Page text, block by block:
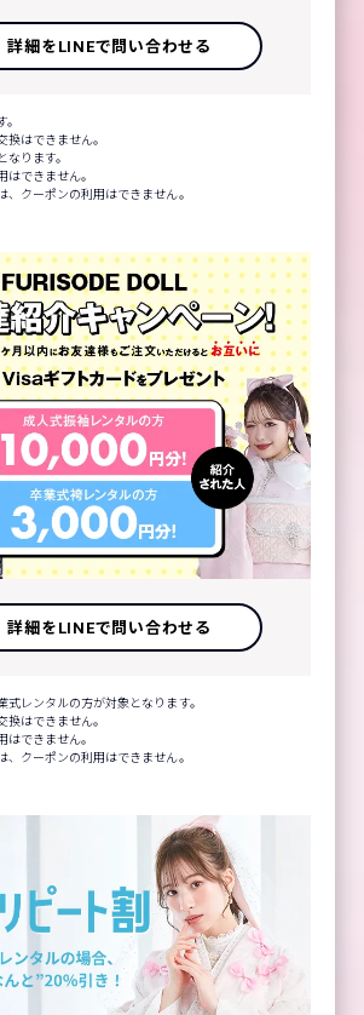
詳細をLINEで問い合わせる
換はできません。
なります。
はできません。
、クーポンの利用はできません。
詳細をLINEで問い合わせる
式レンタルの方が対象となります。
換はできません。
はできません。
、クーポンの利用はできません。